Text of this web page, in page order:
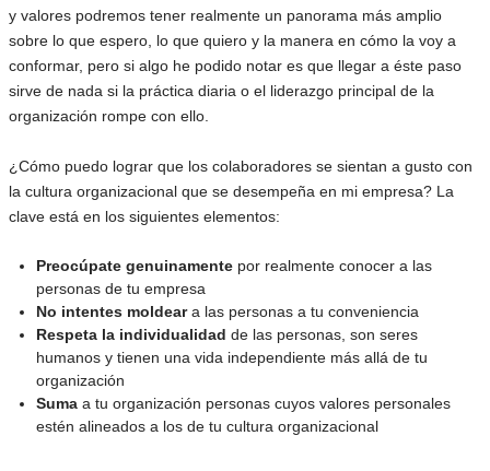
y valores podremos tener realmente un panorama más amplio
sobre lo que espero, lo que quiero y la manera en cómo la voy a
conformar, pero si algo he podido notar es que llegar a éste paso
sirve de nada si la práctica diaria o el liderazgo principal de la
organización rompe con ello.
¿Cómo puedo lograr que los colaboradores se sientan a gusto con
la cultura organizacional que se desempeña en mi empresa? La
clave está en los siguientes elementos:
Preocúpate genuinamente por realmente conocer a las
personas de tu empresa
No intentes moldeara las personas a tu conveniencia
Respeta la individualidad de las personas, son seres
humanos y tienen una vida independiente más allá de tu
organización
Suma a tu organización personas cuyos valores personales
estén alineados a los de tu cultura organizacional